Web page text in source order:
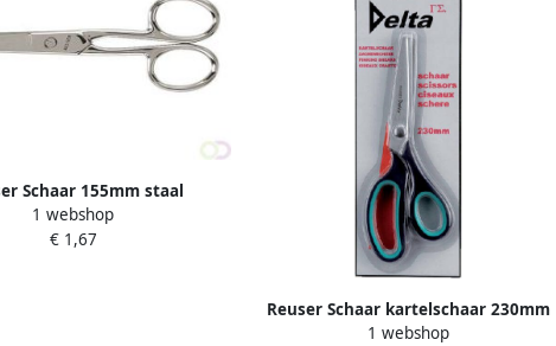
Schaar 155mm staal
1 webshop
€ 1,67
Reuser Schaar kartelschaar 230mm
RVS met softgrip
1 webshop